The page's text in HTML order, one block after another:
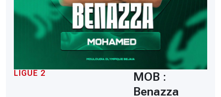
LIGUE 2
MOB :
Benazza